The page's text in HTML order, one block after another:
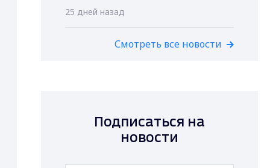
25 дней назад
Смотреть все новости
Подписаться на
новости